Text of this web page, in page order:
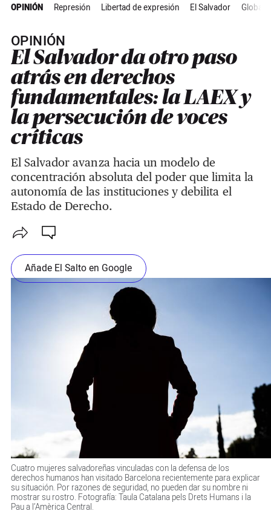
OPINIÓN Represión Libertad de expresión El Salvador Global
OPINIÓN
El Salvador da otro paso
atrás en derechos
fundamentales: la LAEX y
la persecución de voces
críticas
El Salvador avanza hacia un modelo de
concentración absoluta del poder que limita la
autonomía de las instituciones y debilita el
Estado de Derecho.
Añade El Salto en Google
Cuatro mujeres salvadoreñas vinculadas con la defensa de los
derechos humanos han visitado Barcelona recientemente para explicar
su situación. Por razones de seguridad, no pueden dar su nombre ni
mostrar su rostro. Fotografía: Taula Catalana pels Drets Humans i la
Pau a l’Amèrica Central.